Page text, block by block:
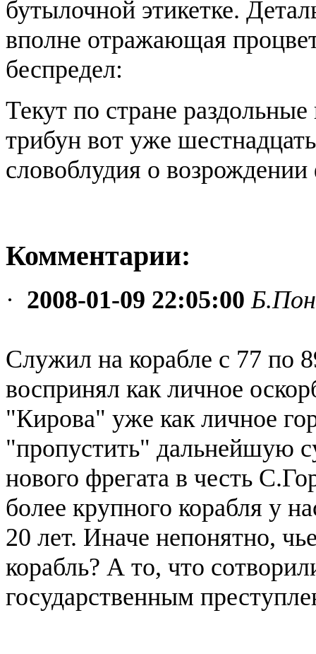
бутылочной этикетке.
вполне отражающая
беспредел:
Текут по стране
трибун вот уже
словоблудия о возрождении
Комментарии:
· 2008-01-09 22:05:00
Служил на корабле с 77 по
воспринял как личное
"Кирова" уже как личное
"пропустить" дальнейшую
нового фрегата в честь
более крупного корабля у
20 лет. Иначе непонятно,
корабль? А то, что
государственным